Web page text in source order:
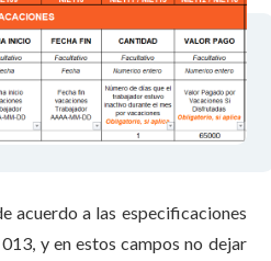
acuerdo a las especificaciones
y en estos campos no dejar